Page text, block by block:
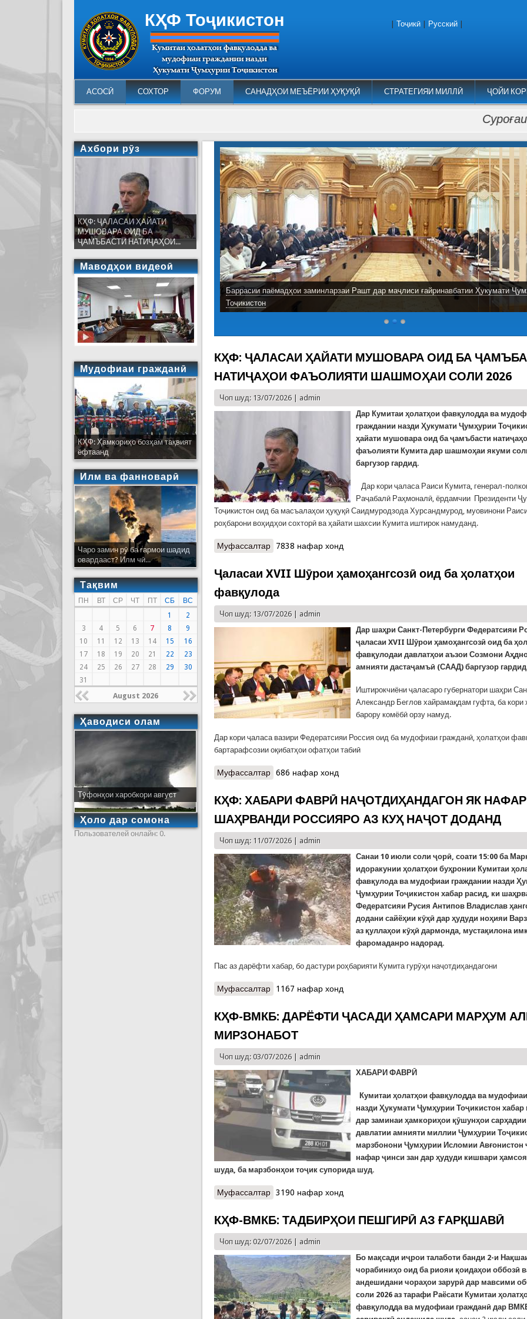
КҲФ Тоҷикистон
АСОСӢ СОХТОР ФОРУМ САНАДҲОИ МЕЪЁРИИ ҲУҚУҚӢ СТРАТЕГИЯИ МИЛЛӢ ҶОЙИ
Тоҷикӣ Русский
Суроғаи
Баррасии паёмадҳои заминларзаи Рашт дар маҷлиси ғайринавбатии Ҳукумати
Тоҷикистон
КҲФ: ҶАЛАСАИ ҲАЙАТИ МУШОВАРА ОИД БА
НАТИҶАҲОИ ФАЪОЛИЯТИ ШАШМОҲАИ СОЛИ 2026
Чоп шуд: 13/07/2026 | admin
Дар Кумитаи ҳолатҳои фавқулодда ва
граждании назди Ҳукумати Ҷумҳурии
ҳайати мушовара оид ба ҷамъбасти
фаъолияти Кумита дар шашмоҳаи якуми
баргузор гардид.
Дар кори ҷаласа Раиси Кумита, генерал-
Раҷабалӣ Раҳмоналӣ, ёрдамчии Президенти
Тоҷикистон оид ба масъалаҳои ҳуқуқӣ Саидмуродзода Хурсандмурод, муовинони
роҳбарони воҳидҳои сохторӣ ва ҳайати шахсии Кумита иштирок намуданд.
Муфассалтар о КҲФ: ҶАЛАСАИ ҲАЙАТИ МУШОВАРА ОИД БА ҶАМЪБАСТИ
7838 нафар хонд
Ҷаласаи XVII Шӯрои ҳамоҳангсозӣ оид ба ҳолатҳои
фавқулода
Чоп шуд: 13/07/2026 | admin
Дар шаҳри Санкт-Петербурги Федератсияи
ҷаласаи XVII Шӯрои ҳамоҳангсозӣ оид ба
фавқулодаи давлатҳои аъзои Созмони
амнияти дастаҷамъӣ (СААД) баргузор
Иштирокчиёни ҷаласаро губернатори шаҳри
Александр Беглов хайрамақдам гуфта, ба
барору комёбӣ орзу намуд.
Дар кори ҷаласа вазири Федератсияи Россия оид ба мудофиаи гражданӣ, ҳолатҳои
бартарафсозии оқибатҳои офатҳои табиӣ
Муфассалтар о Ҷаласаи XVII Шӯрои ҳамоҳангсозӣ оид ба ҳолатҳои фавқулода
686 нафар хонд
КҲФ: ХАБАРИ ФАВРӢ НАҶОТДИҲАНДАГОН ЯК НАФАР
ШАҲРВАНДИ РОССИЯРО АЗ КУҲ НАҶОТ ДОДАНД
Чоп шуд: 11/07/2026 | admin
Санаи 10 июли соли ҷорӣ, соати 15:00 ба
идоракунии ҳолатҳои буҳронии Кумитаи
фавқулода ва мудофиаи граждании назди
Ҷумҳурии Тоҷикистон хабар расид, ки
Федератсияи Русия Антипов Владислав
додани сайёҳии кӯҳӣ дар ҳудуди ноҳияи
аз қуллаҳои кӯҳӣ дармонда, мустақилона
фаромаданро надорад.
Пас аз дарёфти хабар, бо дастури роҳбарияти Кумита гурӯҳи наҷотдиҳандагони
Муфассалтар о КҲФ: ХАБАРИ ФАВРӢ НАҶОТДИҲАНДАГОН ЯК НАФАР
1167 нафар хонд
КҲФ-ВМКБ: ДАРЁФТИ ҶАСАДИ ҲАМСАРИ МАРҲУМ
МИРЗОНАБОТ
Чоп шуд: 03/07/2026 | admin
ХАБАРИ ФАВРӢ
Кумитаи ҳолатҳои фавқулодда ва
назди Ҳукумати Ҷумҳурии Тоҷикистон хабар
дар заминаи ҳамкориҳои қӯшунҳои
давлатии амнияти миллии Ҷумҳурии
марзбонони Ҷумҳурии Исломии Авғонистон
нафар ҷинси зан дар ҳудуди кишвари
шуда, ба марзбонҳои тоҷик супорида шуд.
Муфассалтар о КҲФ-ВМКБ: ДАРЁФТИ ҶАСАДИ ҲАМСАРИ МАРҲУМ АЛИШЕР
3190 нафар хонд
КҲФ-ВМКБ: ТАДБИРҲОИ ПЕШГИРӢ АЗ ҒАРҚШАВӢ
Чоп шуд: 02/07/2026 | admin
Бо мақсади иҷрои талаботи банди 2-и
чорабиниҳо оид ба риояи қоидаҳои оббозӣ
андешидани чораҳои зарурӣ дар мавсими
соли 2026 аз тарафи Раёсати Кумитаи
фавқулодда ва мудофиаи гражданӣ дар
Ахбори рӯз
КҲФ: ҶАЛАСАИ ҲАЙАТИ
МУШОВАРА ОИД БА
ҶАМЪБАСТИ НАТИҶАҲОИ...
Маводҳои видеоӣ
Мудофиаи гражданӣ
КҲФ: Ҳамкориҳо бозҳам тақвият
ёфтаанд
Илм ва фанноварӣ
Чаро замин рӯ ба гармои шадид
овардааст? Илм чӣ...
Тақвим
ПН ВТ СР ЧТ ПТ СБ
ВС
1
2
3
4 5 6 7 8
9
10
11 12 13 14 15
16
17
18 19 20 21 22
23
24
25 26 27 28 29
30
31
August 2026
Ҳаводиси олам
Тӯфонҳои харобкори август
Ҳоло дар сомона
Пользователей онлайн: 0.